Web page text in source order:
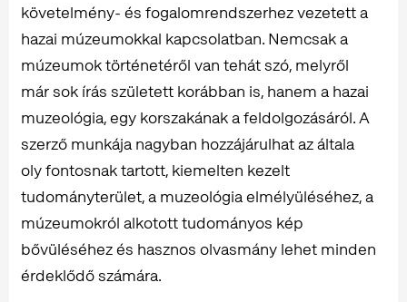
követelmény- és fogalomrendszerhez vezetett a
hazai múzeumokkal kapcsolatban. Nemcsak a
múzeumok történetéről van tehát szó, melyről
már sok írás született korábban is, hanem a hazai
muzeológia, egy korszakának a feldolgozásáról. A
szerző munkája nagyban hozzájárulhat az általa
oly fontosnak tartott, kiemelten kezelt
tudományterület, a muzeológia elmélyüléséhez, a
múzeumokról alkotott tudományos kép
bővüléséhez és hasznos olvasmány lehet minden
érdeklődő számára.